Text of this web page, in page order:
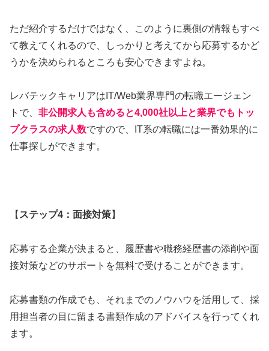
ただ紹介するだけではなく、このように裏側の情報もすべ
て教えてくれるので、しっかりと考えてから応募するかど
うかを決められるところも安心できますよね。
レバテックキャリアはIT/Web業界専門の転職エージェン
トで、 非公開求人も含めると4,000社以上と業界でもトッ
プクラスの求人数ですので、IT系の転職には一番効果的に
仕事探しができます。
【 ステップ4：面接対策】
応募する企業が決まると、履歴書や職務経歴書の添削や面
接対策などのサポートを無料で受けることができます。
応募書類の作成でも、それまでのノウハウを活用して、採
用担当者の目に留まる書類作成のアドバイスを行ってくれ
ます。